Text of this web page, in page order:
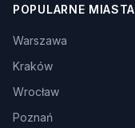
POPULARNE MIASTA
Warszawa
Kraków
Wrocław
Poznań